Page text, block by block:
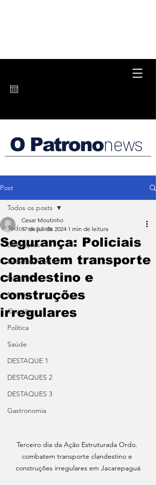
O Patrononews
Post
Todos os posts
Destaques
Entretenimento
Esporte
Notícias
Opinião
Política
Saúde
DESTAQUE 1
DESTAQUES 2
DESTAQUES 3
Gastronomia
Todos os posts
Segurança: Policiais
combatem transporte
clandestino e
construções
irregulares
Cesar Moutinho
17 de jul. de 2024 1 min de leitura
Terceiro dia da Ação Estruturada Ordo.
combatem transporte clandestino e
construções irregulares em Jacarepaguá